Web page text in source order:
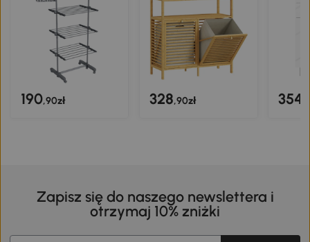
190,90zł 328,90zł 354
Zapisz się do naszego newslettera i
otrzymaj 10% zniżki